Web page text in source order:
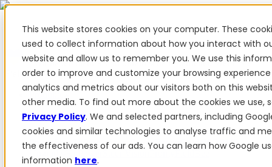
This website stores cookies on your computer. These
used to collect information about how you interact with
website and allow us to remember you. We use this
order to improve and customize your browsing
analytics and metrics about our visitors both on this
other media. To find out more about the cookies we use,
Privacy Policy. We and selected partners, including
cookies and similar technologies to analyse traffic and
the effectiveness of our ads. You can learn how Google
information here.
✨ Wir haben mehr als 50 ukrainische Mitarbeiter. Wenn Sie
FieldBee-Produkte kaufen, unterstützen Sie die Ukraine.
Produkte
Produkte
PowerSteer™PowerSteer ReadyPowerGuideISOBUS